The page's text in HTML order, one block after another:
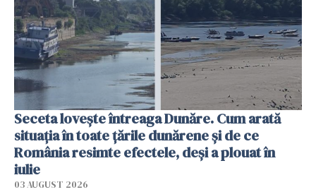
Seceta lovește întreaga Dunăre. Cum arată
situația în toate țările dunărene și de ce
România resimte efectele, deși a plouat în
iulie
03 AUGUST 2026